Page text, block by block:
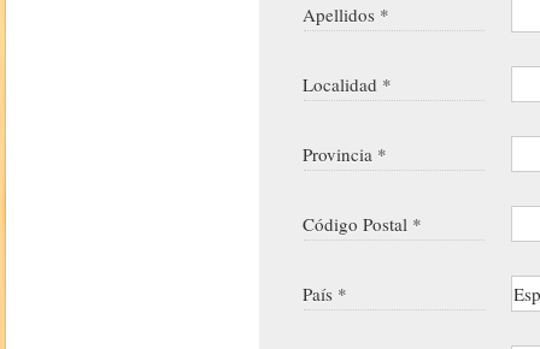
Apellidos *
Localidad *
Provincia *
Código Postal *
País *